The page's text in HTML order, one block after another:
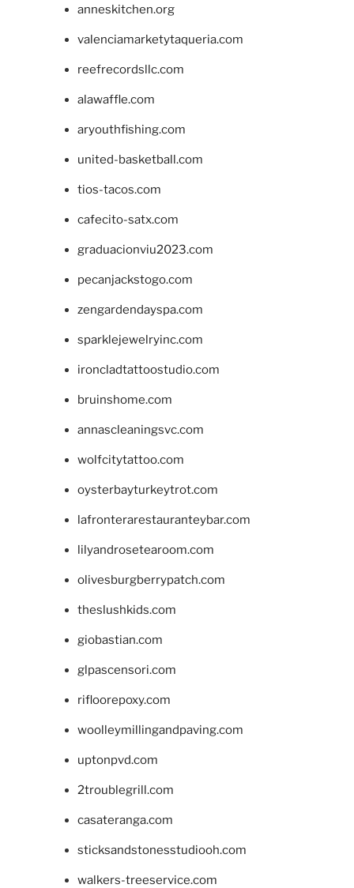
anneskitchen.org
valenciamarketytaqueria.com
reefrecordsllc.com
alawaffle.com
aryouthfishing.com
united-basketball.com
tios-tacos.com
cafecito-satx.com
graduacionviu2023.com
pecanjackstogo.com
zengardendayspa.com
sparklejewelryinc.com
ironcladtattoostudio.com
bruinshome.com
annascleaningsvc.com
wolfcitytattoo.com
oysterbayturkeytrot.com
lafronterarestauranteybar.com
lilyandrosetearoom.com
olivesburgberrypatch.com
theslushkids.com
giobastian.com
glpascensori.com
rifloorepoxy.com
woolleymillingandpaving.com
uptonpvd.com
2troublegrill.com
casateranga.com
sticksandstonesstudiooh.com
walkers-treeservice.com